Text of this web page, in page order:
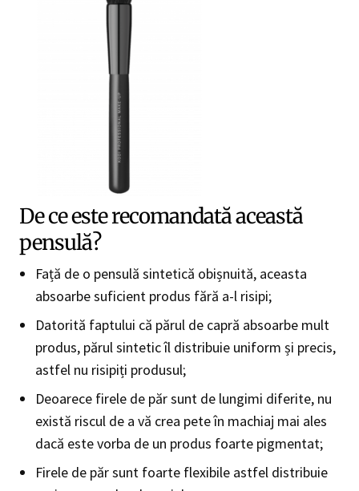
De ce este recomandată această
pensulă?
Față de o pensulă sintetică obișnuită, aceasta
absoarbe suficient produs fără a-l risipi;
Datorită faptului că părul de capră absoarbe mult
produs, părul sintetic îl distribuie uniform și precis,
astfel nu risipiți produsul;
Deoarece firele de păr sunt de lungimi diferite, nu
există riscul de a vă crea pete în machiaj mai ales
dacă este vorba de un produs foarte pigmentat;
Firele de păr sunt foarte flexibile astfel distribuie